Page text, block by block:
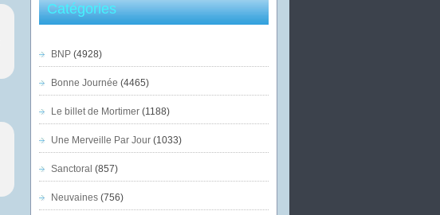
Catégories
BNP(4928)
Bonne Journée (4465)
Le billet de Mortimer(1188)
Une Merveille Par Jour(1033)
Sanctoral (857)
Neuvaines(756)